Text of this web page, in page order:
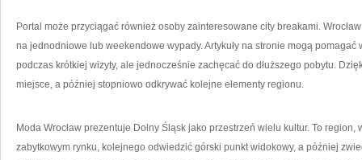
Portal może przyciągać również osoby zainteresowane city breakami.
na jednodniowe lub weekendowe wypady. Artykuły na stronie mogą
podczas krótkiej wizyty, ale jednocześnie zachęcać do dłuższego pobytu.
miejsce, a później stopniowo odkrywać kolejne elementy regionu.
Moda Wrocław prezentuje Dolny Śląsk jako przestrzeń wielu kultur. To
zabytkowym rynku, kolejnego odwiedzić górski punkt widokowy, a później